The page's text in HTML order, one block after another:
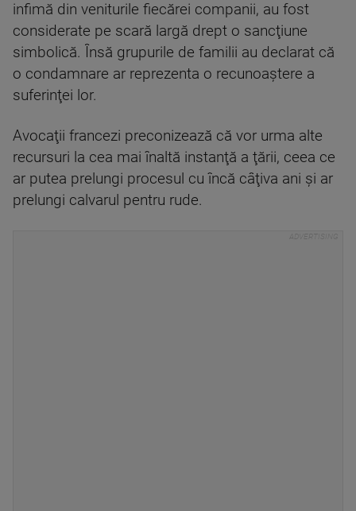
infimă din veniturile fiecărei companii, au fost
considerate pe scară largă drept o sancţiune
simbolică. Însă grupurile de familii au declarat că
o condamnare ar reprezenta o recunoaştere a
suferinţei lor.
Avocaţii francezi preconizează că vor urma alte
recursuri la cea mai înaltă instanţă a ţării, ceea ce
ar putea prelungi procesul cu încă câţiva ani şi ar
prelungi calvarul pentru rude.